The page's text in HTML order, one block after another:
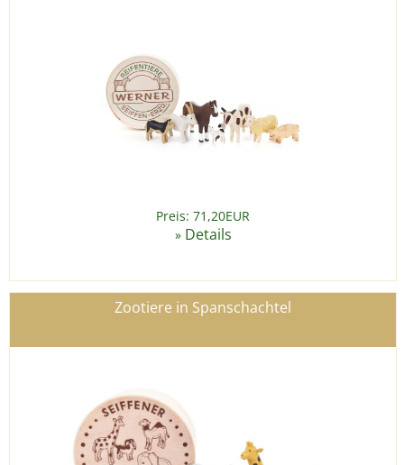
Preis: 71,20EUR
» Details
Zootiere in Spanschachtel